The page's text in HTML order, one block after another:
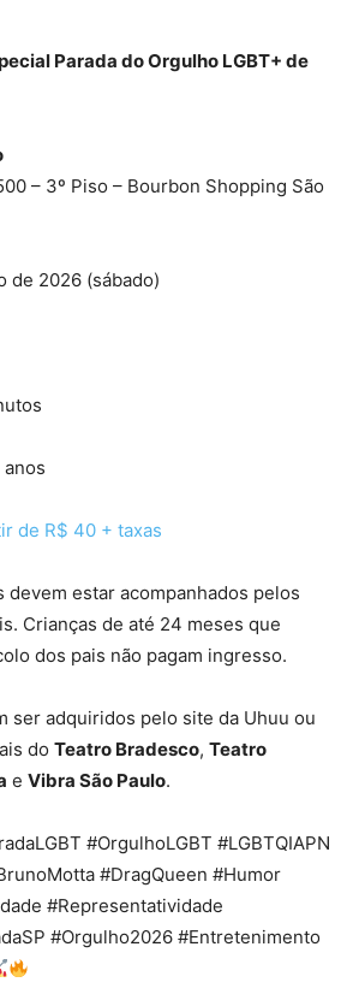
Parada do Orgulho LGBT+ de
– 3º Piso – Bourbon Shopping São
de 2026 (sábado)
de R$ 40 + taxas
devem estar acompanhados pelos
Crianças de até 24 meses que
dos pais não pagam ingresso.
ser adquiridos pelo site da Uhuu ou
do Teatro Bradesco, Teatro
e Vibra São Paulo.
#OrgulhoLGBT #LGBTQIAPN
#DragQueen #Humor
#Representatividade
#Orgulho2026 #Entretenimento